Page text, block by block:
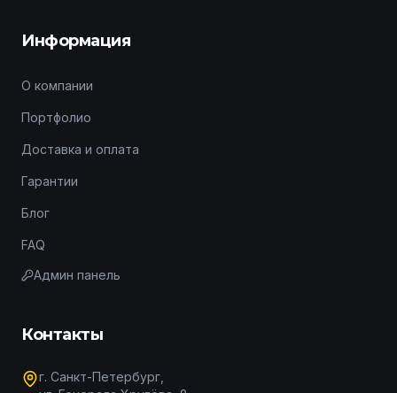
Информация
О компании
Портфолио
Доставка и оплата
Гарантии
Блог
FAQ
Админ панель
Контакты
г. Санкт-Петербург,